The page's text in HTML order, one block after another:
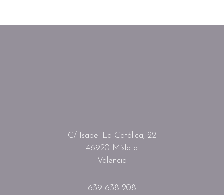
C/ Isabel La Católica, 22
46920 Mislata
Valencia
639 638 208